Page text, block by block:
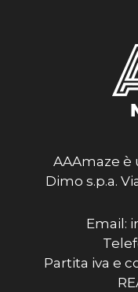
AAAmaze
Dimo s.p.a.
Email:
Partita iva e